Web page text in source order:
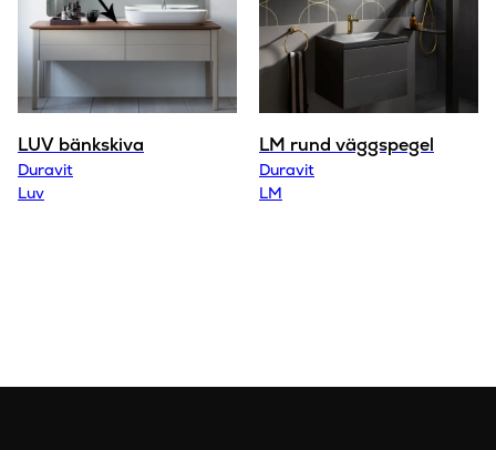
LUV bänkskiva
Duravit
Luv
LM rund väggspegel
Duravit
LM